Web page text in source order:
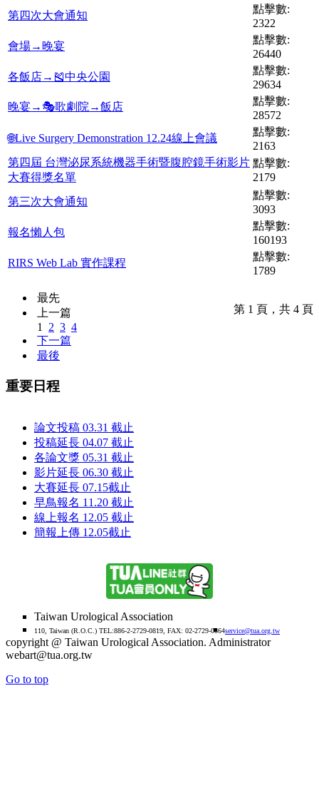
第四次大會通知
點擊數:
2322
會場→晚宴
點擊數:
26440
各飯店→🎽中央公園
點擊數:
29634
晚宴→🎭歌劇院→飯店
點擊數:
28572
🌐Live Surgery Demonstration 12.24線上會議
點擊數:
2163
第四屆 台灣泌尿系統機器手術暨腹腔鏡手術影片
大賽得獎名單
點擊數:
2179
第三次大會通知
點擊數:
3093
報名懶人包
點擊數:
160193
RIRS Web Lab 實作課程
點擊數:
1789
第 1 頁，共 4 頁
最先
上一篇
1 2 3 4
下一篇
最後
重要日程
論文投稿 03.31 截止
投稿延長 04.07 截止
各論文獎 05.31 截止
影片延長 06.30 截止
大賽延長 07.15截止
早鳥報名 11.20 截止
線上報名 12.05 截止
簡報上傳 12.05截止
Taiwan Urological Association
110, Taiwan (R.O.C.) TEL:886-2-2729-0819, FAX: 02-2729-0864service@tua.org.tw
copyright @ Taiwan Urological Association. Administrator
webart@tua.org.tw
Go to top